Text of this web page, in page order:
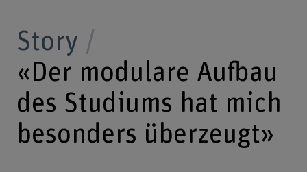
Story
«Der modulare Aufbau
des Studiums hat mich
besonders überzeugt»